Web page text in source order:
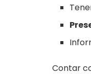
Contar